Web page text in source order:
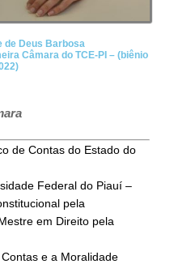
de Deus Barbosa
Câmara do TCE-PI – (biênio
de Contas do Estado do
Federal do Piauí –
pela
em Direito pela
e a Moralidade